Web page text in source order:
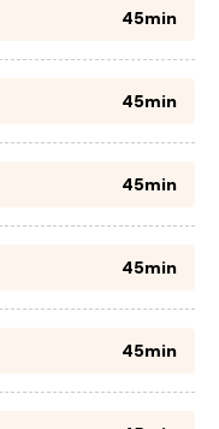
45min
45min
45min
45min
45min